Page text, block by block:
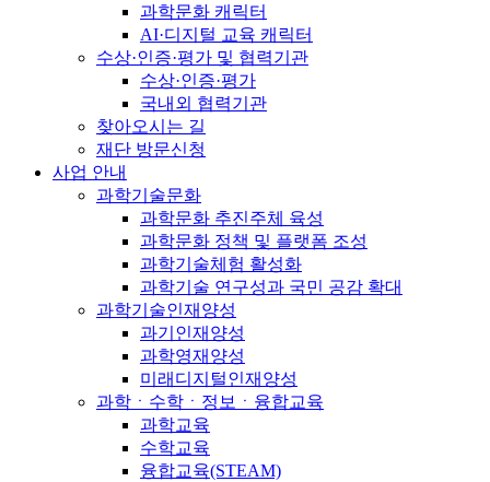
과학문화 캐릭터
AI·디지털 교육 캐릭터
수상·인증·평가 및 협력기관
수상·인증·평가
국내외 협력기관
찾아오시는 길
재단 방문신청
사업 안내
과학기술문화
과학문화 추진주체 육성
과학문화 정책 및 플랫폼 조성
과학기술체험 활성화
과학기술 연구성과 국민 공감 확대
과학기술인재양성
과기인재양성
과학영재양성
미래디지털인재양성
과학ㆍ수학ㆍ정보ㆍ융합교육
과학교육
수학교육
융합교육(STEAM)